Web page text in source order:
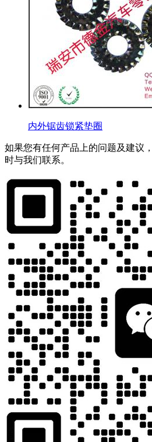
内外锯齿锁紧垫圈
如果您有任何产品上的问题及建议
时与我们联系。